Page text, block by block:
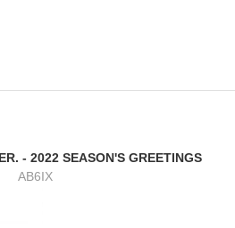
- 2022 SEASON'S GREETINGS
AB6IX